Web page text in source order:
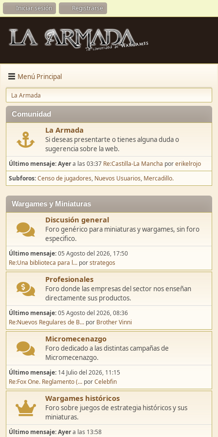
Iniciar sesión Registrarse
Menú Principal
La Armada
Comunidad
La Armada
Si deseas presentarte o tienes alguna duda o
sugerencia sobre la web.
Último mensaje:Ayera las 03:37 Re:Castilla-La Mancha porerikelrojo
Subforos Censo de jugadores Nuevos Usuarios Mercadillo.
Wargames y Miniaturas
Discusión general
Foro genérico para miniaturas y wargames, sin foro
especifico.
Último mensaje:05 Agosto del 2026, 17:50
Re:Una biblioteca para l... porstrategos
Profesionales
Foro donde las empresas del sector nos enseñan
directamente sus productos.
Último mensaje:05 Agosto del 2026, 08:36
Re:Nuevos Regulares de B... por Brother Vinni
Micromecenazgo
Foro dedicado a las distintas campañas de
Micromecenazgo.
Último mensaje: 14 Julio del 2026, 11:15
Re:Fox One. Reglamento (... porCelebfin
Wargames históricos
Foro sobre juegos de estrategia históricos y sus
miniaturas.
Último mensaje:Ayera las 13:58